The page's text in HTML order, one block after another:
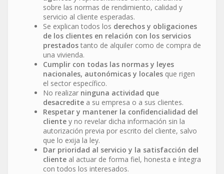
sobre las normas de rendimiento, calidad y
servicio al cliente esperadas.
Se explican todos los derechos y obligaciones
de los clientes en relación con los servicios
prestados tanto de alquiler como de compra de
una vivienda.
Cumplir con todas las normas y leyes
nacionales, autonómicas y locales que rigen
el sector específico.
No realizar ninguna actividad que
desacredite a su empresa o a sus clientes.
Respetar y mantener la confidencialidad del
cliente y no revelar dicha información sin la
autorización previa por escrito del cliente, salvo
que lo exija la ley.
Dar prioridad al servicio y la satisfacción del
cliente al actuar de forma fiel, honesta e íntegra
con todos los interesados.